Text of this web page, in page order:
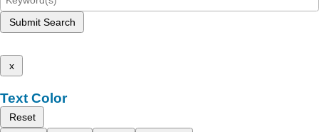
Submit Search
x
Text Color
Reset